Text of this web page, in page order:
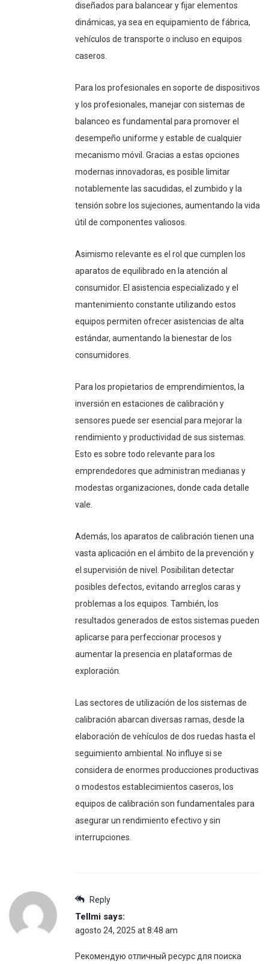
diseñados para balancear y fijar elementos
dinámicas, ya sea en equipamiento de fábrica,
vehículos de transporte o incluso en equipos
caseros.
Para los profesionales en soporte de dispositivos
y los profesionales, manejar con sistemas de
balanceo es fundamental para promover el
desempeño uniforme y estable de cualquier
mecanismo móvil. Gracias a estas opciones
modernas innovadoras, es posible limitar
notablemente las sacudidas, el zumbido y la
tensión sobre los sujeciones, aumentando la vida
útil de componentes valiosos.
Asimismo relevante es el rol que cumplen los
aparatos de equilibrado en la atención al
consumidor. El asistencia especializado y el
mantenimiento constante utilizando estos
equipos permiten ofrecer asistencias de alta
estándar, aumentando la bienestar de los
consumidores.
Para los propietarios de emprendimientos, la
inversión en estaciones de calibración y
sensores puede ser esencial para mejorar la
rendimiento y productividad de sus sistemas.
Esto es sobre todo relevante para los
emprendedores que administran medianas y
modestas organizaciones, donde cada detalle
vale.
Además, los aparatos de calibración tienen una
vasta aplicación en el ámbito de la prevención y
el supervisión de nivel. Posibilitan detectar
posibles defectos, evitando arreglos caras y
problemas a los equipos. También, los
resultados generados de estos sistemas pueden
aplicarse para perfeccionar procesos y
aumentar la presencia en plataformas de
exploración.
Las sectores de utilización de los sistemas de
calibración abarcan diversas ramas, desde la
elaboración de vehículos de dos ruedas hasta el
seguimiento ambiental. No influye si se
considera de enormes producciones productivas
o modestos establecimientos caseros, los
equipos de calibración son fundamentales para
asegurar un rendimiento efectivo y sin
interrupciones.
Reply
Tellmi says:
agosto 24, 2025 at 8:48 am
Рекомендую отличный ресурс для поиска